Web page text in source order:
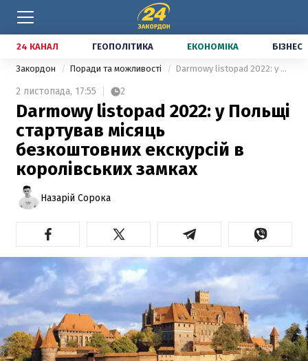
24 КАНАЛ ГЕОПОЛІТИКА ЕКОНОМІКА БІЗНЕС
Закордон Поради та можливості Darmowy listopad 2022: у Польщі стартував місяць безкоштовних екскурсій в королівських замках
2 листопада, 17:55 2
Darmowy listopad 2022: у Польщі
стартував місяць
безкоштовних екскурсій в
королівських замках
Назарій Сорока